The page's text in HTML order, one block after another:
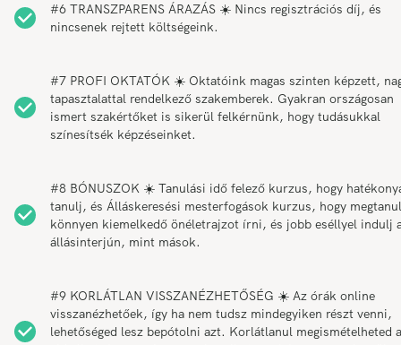
#6 TRANSZPARENS ÁRAZÁS ☀️ Nincs regisztrációs díj, és
nincsenek rejtett költségeink.
#7 PROFI OKTATÓK ☀️ Oktatóink magas szinten képzett,
tapasztalattal rendelkező szakemberek. Gyakran országosan
ismert szakértőket is sikerül felkérnünk, hogy tudásukkal
színesítsék képzéseinket.
#8 BÓNUSZOK ☀️ Tanulási idő felező kurzus, hogy
tanulj, és Álláskeresési mesterfogások kurzus, hogy
könnyen kiemelkedő önéletrajzot írni, és jobb eséllyel indulj
állásinterjún, mint mások.
#9 KORLÁTLAN VISSZANÉZHETŐSÉG ☀️ Az órák online
visszanézhetőek, így ha nem tudsz mindegyiken részt venni,
lehetőséged lesz bepótolni azt. Korlátlanul megismételheted a